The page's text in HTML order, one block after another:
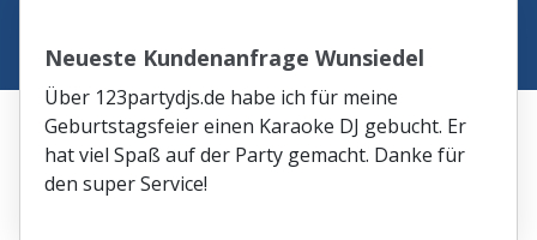
Neueste Kundenanfrage Wunsiedel
Über 123partydjs.de habe ich für meine
Geburtstagsfeier einen Karaoke DJ gebucht. Er
hat viel Spaß auf der Party gemacht. Danke für
den super Service!